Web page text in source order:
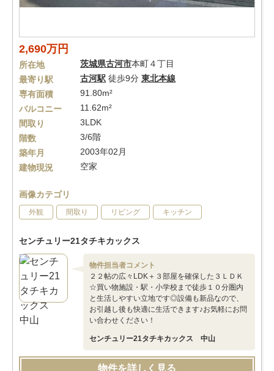
2,690万円
所在地 茨城県古河市本町４丁目
最寄り駅
古河駅 徒歩9分 東北本線
専有面積
91.80m²
バルコニー
11.62m²
間取り
3LDK
階数
3/6階
築年月
2003年02月
建物現況
空家
画像カテゴリ
外観 間取り リビング キッチン
センチュリー21タチキカックス
物件担当者コメント
２２帖の広々LDK＋３部屋を確保した３ＬＤＫ
☆買い物施設・駅・小学校まで徒歩１０分圏内
と生活しやすい立地です◎設備も新品なので、
お引越し後も快適に生活できます♪お気軽にお問
い合わせください！
センチュリー21タチキカックス 中山
物件を詳しく見る